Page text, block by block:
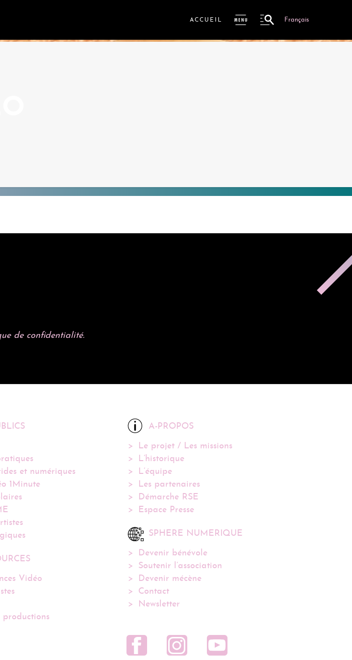
ACCUEIL
ME
Français
de confidentialité.
et numériques
1Minute
Vidéo
productions
A-PROPOS
Le projet / Les missions
L’historique
L’équipe
Les partenaires
Démarche RSE
Espace Presse
SPHERE NUMERIQUE
Devenir bénévole
Soutenir l’association
Devenir mécène
Contact
Newsletter